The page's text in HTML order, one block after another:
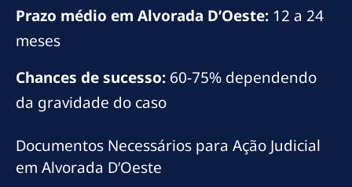
Prazo médio em Alvorada D’Oeste: 12 a 24
meses
Chances de sucesso: 60-75% dependendo
da gravidade do caso
Documentos Necessários para Ação Judicial
em Alvorada D’Oeste